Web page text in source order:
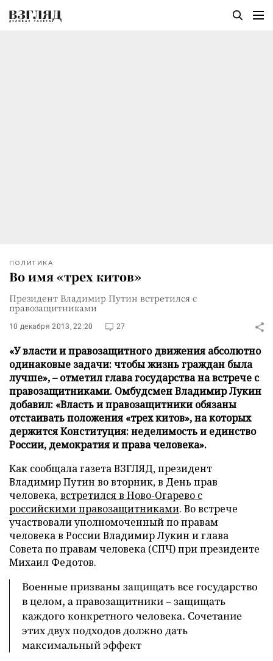
ПОЛИТИКА
Во имя «трех китов»
Президент Владимир Путин встретился с
правозащитниками
10 декабря 2013, 22:20 27
«У власти и правозащитного движения абсолютно
одинаковые задачи: чтобы жизнь граждан была
лучше», – отметил глава государства на встрече с
правозащитниками. Омбудсмен Владимир Лукин
добавил: «Власть и правозащитники обязаны
отстаивать положения «трех китов», на которых
держится Конституция: неделимость и единство
России, демократия и права человека».
Как сообщала газета ВЗГЛЯД, президент
Владимир Путин во вторник, в День прав
человека,встретился в Ново-Огарево с
российскими правозащитниками. Во встрече
участвовали уполномоченный по правам
человека в России Владимир Лукин и глава
Совета по правам человека (СПЧ) при президенте
Михаил Федотов.
Военные призваны защищать все государство
в целом, а правозащитники – защищать
каждого конкретного человека. Сочетание
этих двух подходов должно дать
максимальный эффект